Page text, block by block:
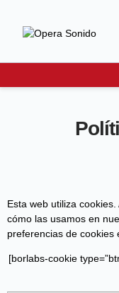
Esta web utiliza
cómo las usamos en
preferencias de cookies
[borlabs-cookie